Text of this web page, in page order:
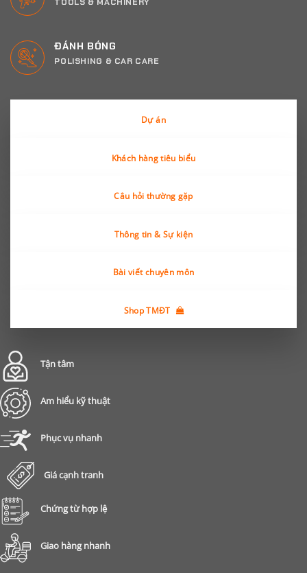
ĐÁNH BÓNG
POLISHING & CAR CARE
Dự án
Khách hàng tiêu biểu
Câu hỏi thường gặp
Thông tin & Sự kiện
Bài viết chuyên môn
Shop TMĐT
Tận tâm
Am hiểu kỹ thuật
Phục vụ nhanh
Giá cạnh tranh
Chứng từ hợp lệ
Giao hàng nhanh